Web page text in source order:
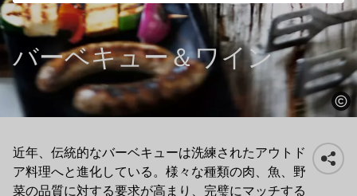
バーベキュー＆ワイン
近年、伝統的なバーベキューは洗練されたアウトド
ア料理へと進化している。様々な種類の肉、魚、野
菜の品質に対する要求が高まり、完璧にマッチする